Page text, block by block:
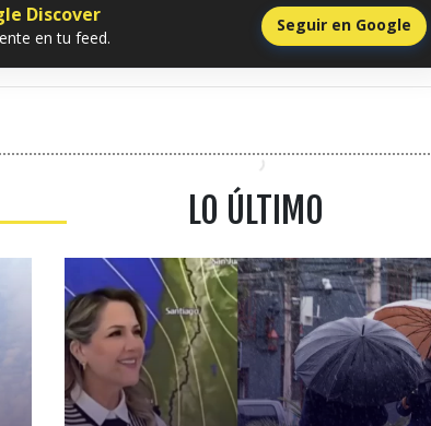
Discover
en tu feed.
Seguir en Google
LO ÚLTIMO